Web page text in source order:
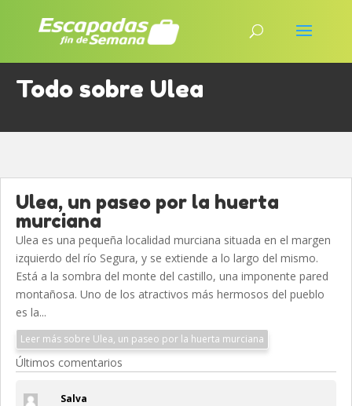
Todo sobre Ulea
Ulea, un paseo por la huerta
murciana
Ulea es una pequeña localidad murciana situada en el margen
izquierdo del río Segura, y se extiende a lo largo del mismo.
Está a la sombra del monte del castillo, una imponente pared
montañosa. Uno de los atractivos más hermosos del pueblo
es la...
Leer más sobre Ulea, un paseo por la huerta murciana
Últimos comentarios
Salva